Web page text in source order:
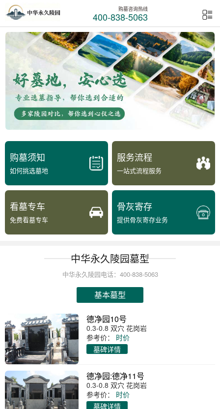
购墓咨询热线
400-838-5063
购墓须知
如何挑选墓地
服务流程
一站式流程服务
看墓专车
免费看墓专车
骨灰寄存
提供骨灰寄存业务
中华永久陵园墓型
中华永久陵园电话：400-838-5063
基本墓型
德净园10号
0.3-0.8 双穴 花岗岩
参考价：
时价
墓碑详情
德净园:德净11号
0.3-0.8 双穴 花岗岩
参考价：
时价
墓碑详情